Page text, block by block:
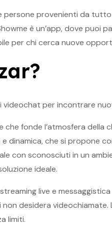
provenienti da
è un’app, dove
per chi cerca nuove
per incontrare
che fonde l’atmosfera
e dinamica, che si propone
con sconosciuti in un
ideale.
live e
desidera
limiti.